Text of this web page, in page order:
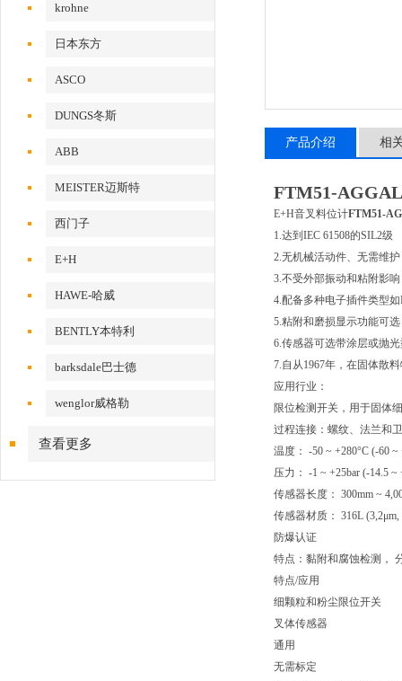
krohne
日本东方
ASCO
DUNGS冬斯
ABB
MEISTER迈斯特
西门子
E+H
HAWE-哈威
BENTLY本特利
barksdale巴士德
wenglor威格勒
查看更多
产品介绍 相
FTM51-
E+H音叉料位计FTM51-
1.达到IEC 61508的SIL2级
2.无机械活动件、无需维
3.不受外部振动和粘附影
4.配备多种电子插件类型
5.粘附和磨损显示功能可
6.传感器可选带涂层或抛
7.自从1967年，在固体散
应用行业：
限位检测开关，用于固体
过程连接：螺纹、法兰和
温度： -50 ~ +280°C (-60 ~
压力： -1 ~ +25bar (-14.5 ~
传感器长度： 300mm ~
传感器材质： 316L
防爆认证
特点：黏附和腐蚀检测，
特点/应用
细颗粒和粉尘限位开关
叉体传感器
通用
无需标定